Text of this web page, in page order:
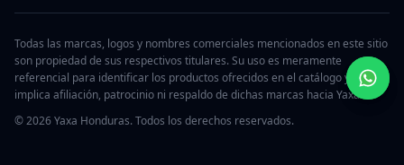
Todas las marcas, logos y nombres comerciales mencionados en este sitio
son propiedad de sus respectivos titulares. Su uso es meramente
referencial para identificar los productos ofrecidos en el catálogo y no
implica afiliación, patrocinio ni respaldo de dichas marcas hacia Yaxa.
© 2026 Yaxa Honduras. Todos los derechos reservados.